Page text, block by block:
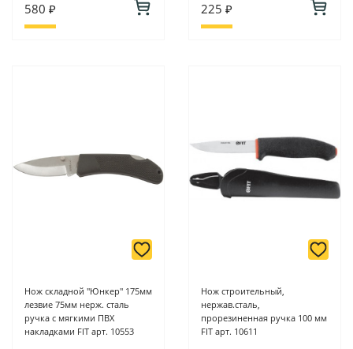
580 ₽ 225 ₽
Нож складной "Юнкер" 175мм
лезвие 75мм нерж. сталь
ручка с мягкими ПВХ
накладками FIT арт. 10553
Нож строительный,
нержав.сталь,
прорезиненная ручка 100 мм
FIT арт. 10611